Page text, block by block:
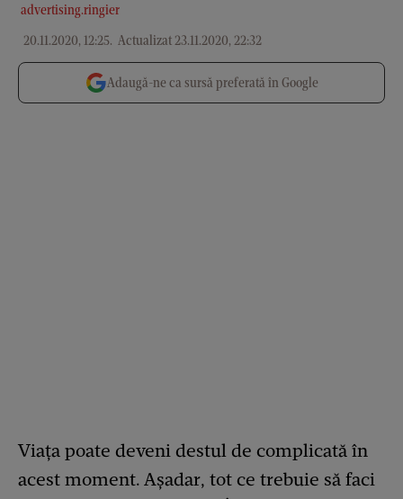
advertising.ringier
20.11.2020, 12:25. Actualizat 23.11.2020, 22:32
Adaugă-ne ca sursă preferată în Google
Viața poate deveni destul de complicată în
acest moment. Așadar, tot ce trebuie să faci